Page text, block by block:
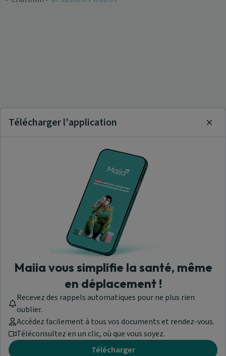
Télécharger l'application
Maiia vous simplifie la santé, même
en déplacement !
Recevez des rappels automatiques pour ne plus rien
oublier.
Accédez facilement à tous vos documents et rendez-vous.
Téléconsultez en un clic, où que vous soyez.
Télécharger